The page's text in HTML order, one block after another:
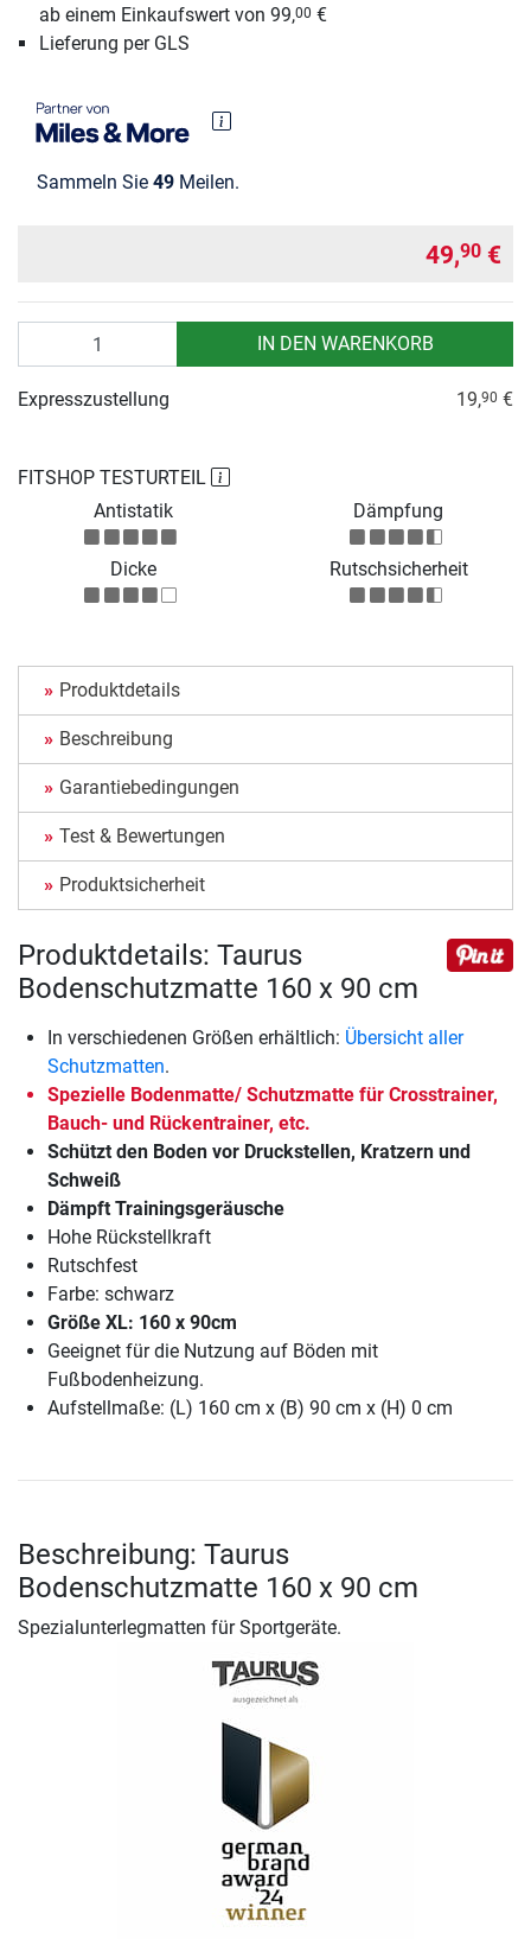
ab einem Einkaufswert von 99,00 €
Lieferung per GLS
Sammeln Sie 49 Meilen.
49,90 €
IN DEN WARENKORB
FITSHOP TESTURTEIL
Antistatik
Dämpfung
Dicke Rutschsicherheit
Expresszustellung 19,90 €
Produktdetails
Beschreibung
Garantiebedingungen
Test & Bewertungen
Produktsicherheit
Produktdetails: Taurus
Bodenschutzmatte 160 x 90 cm
In verschiedenen Größen erhältlich: Übersicht aller
Schutzmatten.
Spezielle Bodenmatte/ Schutzmatte für Crosstrainer,
Bauch- und Rückentrainer, etc.
Schützt den Boden vor Druckstellen, Kratzern und
Schweiß
Dämpft Trainingsgeräusche
Hohe Rückstellkraft
Rutschfest
Farbe: schwarz
Größe XL: 160 x 90cm
Geeignet für die Nutzung auf Böden mit
Fußbodenheizung.
Aufstellmaße: (L) 160 cm x (B) 90 cm x (H) 0 cm
Beschreibung: Taurus
Bodenschutzmatte 160 x 90 cm
Spezialunterlegmatten für Sportgeräte.